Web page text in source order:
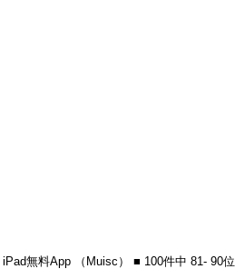
iPad無料App （Muisc） ■ 100件中 81- 90位